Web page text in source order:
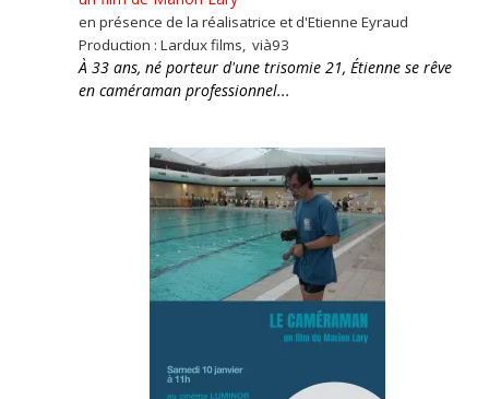
en présence de la réalisatrice et d'Etienne Eyraud
Production : Lardux films, vià93
À 33 ans, né porteur d'une trisomie 21, Étienne se rêve
en caméraman professionnel...